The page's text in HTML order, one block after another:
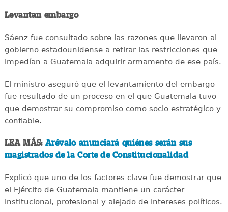
Levantan embargo
Sáenz fue consultado sobre las razones que llevaron al
gobierno estadounidense a retirar las restricciones que
impedían a Guatemala adquirir armamento de ese país.
El ministro aseguró que el levantamiento del embargo
fue resultado de un proceso en el que Guatemala tuvo
que demostrar su compromiso como socio estratégico y
confiable.
LEA MÁS: Arévalo anunciará quiénes serán sus
magistrados de la Corte de Constitucionalidad
Explicó que uno de los factores clave fue demostrar que
el Ejército de Guatemala mantiene un carácter
institucional, profesional y alejado de intereses políticos.